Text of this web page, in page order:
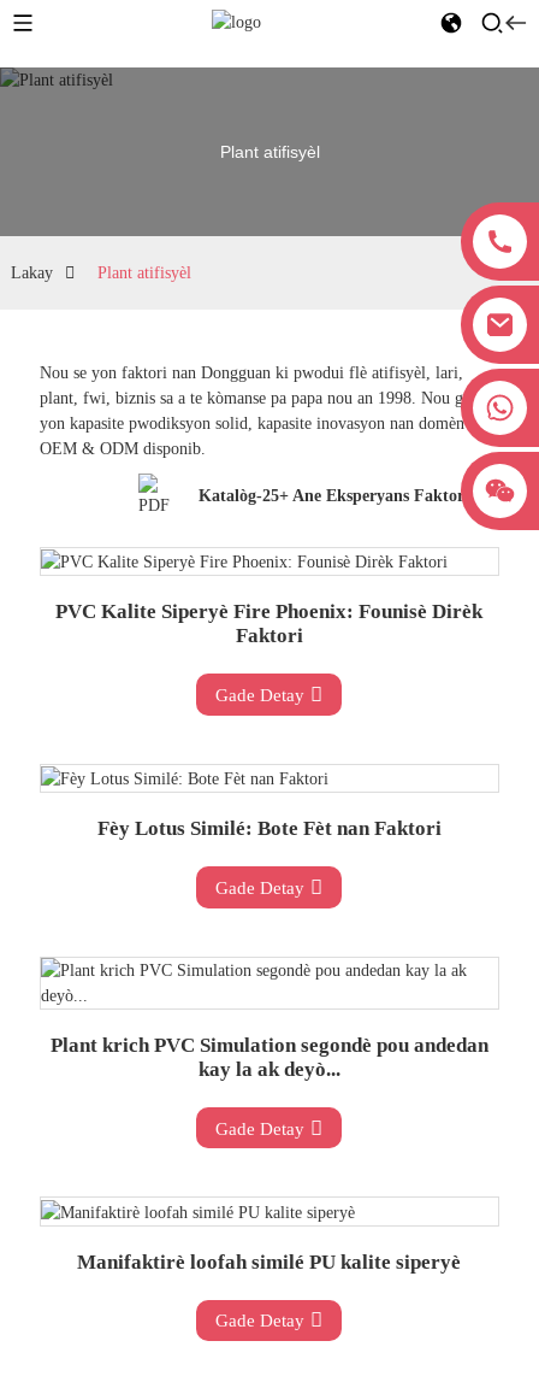
+8618038381627
Plant atifisyèl
Lakay Plant atifisyèl
Nou se yon faktori nan Dongguan ki pwodui flè atifisyèl, lari,
plant, fwi, biznis sa a te kòmanse pa papa nou an 1998. Nou gen
yon kapasite pwodiksyon solid, kapasite inovasyon nan domèn sa a.
OEM & ODM disponib.
Katalòg-25+ Ane Eksperyans Faktori
PVC Kalite Siperyè Fire Phoenix: Founisè Dirèk
Faktori
Gade Detay
Fèy Lotus Similé: Bote Fèt nan Faktori
Gade Detay
Plant krich PVC Simulation segondè pou andedan
kay la ak deyò...
Gade Detay
Manifaktirè loofah similé PU kalite siperyè
Gade Detay